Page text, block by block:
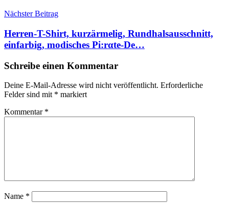
Nächster Beitrag
Herren-T-Shirt, kurzärmelig, Rundhalsausschnitt,
einfarbig, modisches Pi:rαtе-Dе…
Schreibe einen Kommentar
Deine E-Mail-Adresse wird nicht veröffentlicht. Erforderliche
Felder sind mit * markiert
Kommentar *
Name *